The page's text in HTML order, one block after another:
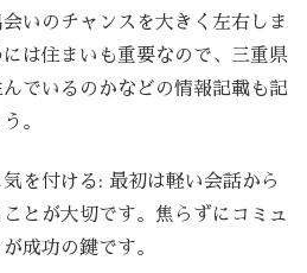
いのチャンスを大きく左右しま
は住まいも重要なので、三重県
でいるのかなどの情報記載も記
。
を付ける: 最初は軽い会話から
とが大切です。焦らずにコミュ
成功の鍵です。